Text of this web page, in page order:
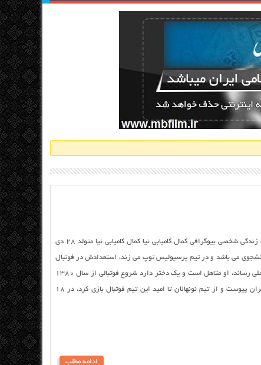
عکس و بیوگرافی کمال کامیابی‌ نیا و همسرش + زندگی شخصی بيوگرافي کمال کامیابی نیا کمال کامیابی‌ نیا متولد ۲۸ دی
دانشجوی می باشد و در تیم پرسپولیس توپ می زند، استعدادش در فوتبال
خیلی زود او را به تیم پرسپولیس تهران و تیم ملی رساند، او متاهل است و یک دختر دارد شروع فوتبالی از سال ۱۳۸۰
وقتی ۱۳ ساله بود با قرارداد ۵ به تیم پاس تهران پیوست و از تیم نونهالان تا امید این تیم فوتبال بازی کرد، در ۱۸
ادامه مطلب